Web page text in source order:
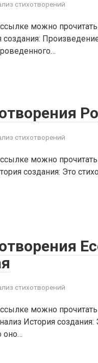
стихотворений
можно
создания:
стихотворений
ссылке можно
создания: Это
стихотворений
можно
История
оно…